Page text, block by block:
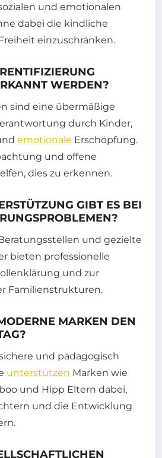
und emotionalen
dabei die kindliche
einzuschränken.
WERDEN?
sind eine übermäßige
durch Kinder,
emotionale Erschöpfung.
und offene
dies zu erkennen.
GIBT ES BEI
und gezielte
bieten professionelle
und zur
Familienstrukturen.
MARKEN DEN
und pädagogisch
unterstützen Marken wie
und Hipp Eltern dabei,
und die Entwicklung